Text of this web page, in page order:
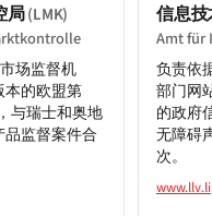
局(LMK)
场监督机
本的欧盟第
与瑞士和奥地
监督案件合
信息
Amt für
负责依
部门网
的政府
无障碍
次。
www.llv.li